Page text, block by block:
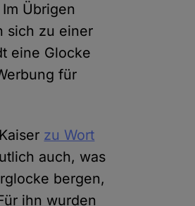
Übrigen
sich zu einer
eine Glocke
für
zu Wort
auch, was
bergen,
ihn wurden